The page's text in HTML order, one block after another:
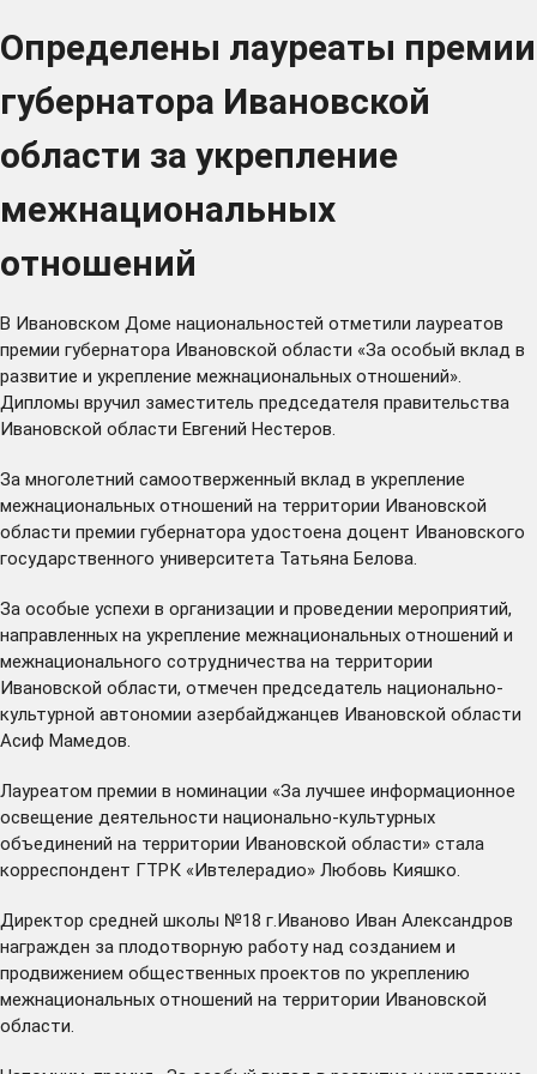
Определены лауреаты премии
губернатора Ивановской
области за укрепление
межнациональных
отношений
В Ивановском Доме национальностей отметили лауреатов
премии губернатора Ивановской области «За особый вклад в
развитие и укрепление межнациональных отношений».
Дипломы вручил заместитель председателя правительства
Ивановской области Евгений Нестеров.
За многолетний самоотверженный вклад в укрепление
межнациональных отношений на территории Ивановской
области премии губернатора удостоена доцент Ивановского
государственного университета Татьяна Белова.
За особые успехи в организации и проведении мероприятий,
направленных на укрепление межнациональных отношений и
межнационального сотрудничества на территории
Ивановской области, отмечен председатель национально-
культурной автономии азербайджанцев Ивановской области
Асиф Мамедов.
Лауреатом премии в номинации «За лучшее информационное
освещение деятельности национально-культурных
объединений на территории Ивановской области» стала
корреспондент ГТРК «Ивтелерадио» Любовь Кияшко.
Директор средней школы №18 г.Иваново Иван Александров
награжден за плодотворную работу над созданием и
продвижением общественных проектов по укреплению
межнациональных отношений на территории Ивановской
области.